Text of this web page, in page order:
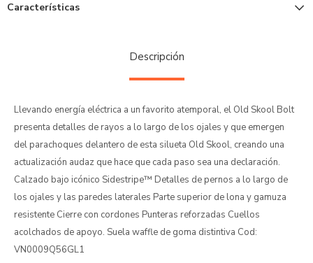
Características
Descripción
Llevando energía eléctrica a un favorito atemporal, el Old Skool Bolt
presenta detalles de rayos a lo largo de los ojales y que emergen
del parachoques delantero de esta silueta Old Skool, creando una
actualización audaz que hace que cada paso sea una declaración.
Calzado bajo icónico Sidestripe™ Detalles de pernos a lo largo de
los ojales y las paredes laterales Parte superior de lona y gamuza
resistente Cierre con cordones Punteras reforzadas Cuellos
acolchados de apoyo. Suela waffle de goma distintiva Cod:
VN0009Q56GL1